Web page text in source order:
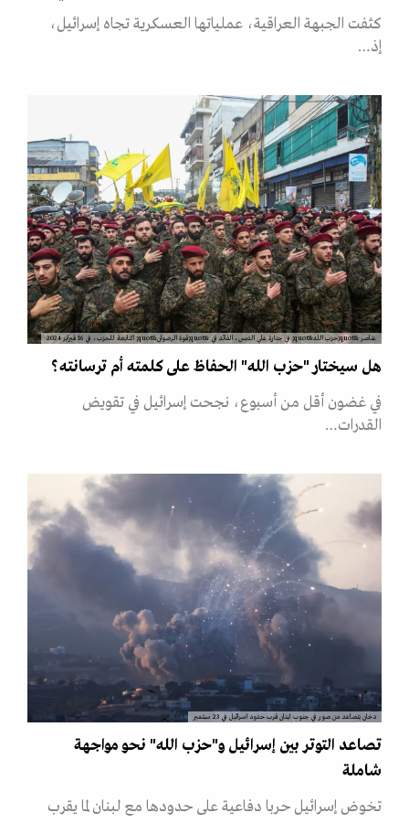
كثفت الجبهة العراقية، عملياتها العسكرية تجاه إسرائيل،
إذ…
عناصر &quot;حزب الله&quot; في جنازة علي الدبس، القائد في &quot;قوة الرضوان&quot; التابعة للحزب، في 16 فبراير 2024
هل سيختار "حزب الله" الحفاظ على كلمته أم ترسانته؟
في غضون أقل من أسبوع، نجحت إسرائيل في تقويض
القدرات…
دخان يتصاعد من صور في جنوب لبنان قرب حدود اسرائيل في 23 سبتمبر
تصاعد التوتر بين إسرائيل و"حزب الله" نحو مواجهة
شاملة
تخوض إسرائيل حربا دفاعية على حدودها مع لبنان لما يقرب